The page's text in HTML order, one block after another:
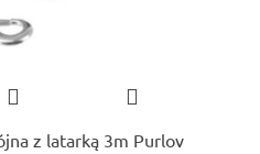
z latarką 3m Purlov